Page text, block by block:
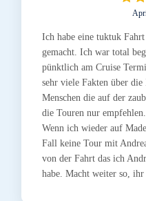
Ich habe eine tuktuk
gemacht. Ich war total
pünktlich am Cruise
sehr viele Fakten über die
Menschen die auf der
die Touren nur
Wenn ich wieder auf
Fall keine Tour mit
von der Fahrt das ich
habe. Macht weiter so, ihr